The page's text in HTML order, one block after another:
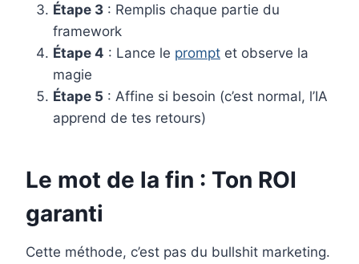
Étape 3 : Remplis chaque partie du
framework
Étape 4 : Lance le prompt et observe la
magie
Étape 5 : Affine si besoin (c’est normal, l’IA
apprend de tes retours)
Le mot de la fin : Ton ROI
garanti
Cette méthode, c’est pas du bullshit marketing.